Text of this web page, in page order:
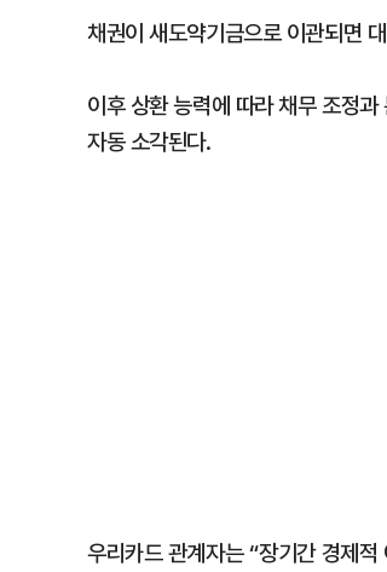
채권이 새도약기금으로 이관되면
이후 상환 능력에 따라 채무 조정
자동 소각된다.
우리카드 관계자는 “장기간 경제